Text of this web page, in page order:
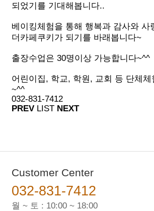
되었기를 기대해봅니다..
베이킹체험을 통해 행복과 감사와 사
더카페쿠키가 되기를 바래봅니다~
출장수업은 30명이상 가능합니다~^^
어린이집, 학교, 학원, 교회 등 단체체
~^^
032-831-7412
PREV LIST NEXT
Customer Center
032-831-7412
월 ~ 토 : 10:00 ~ 18:00